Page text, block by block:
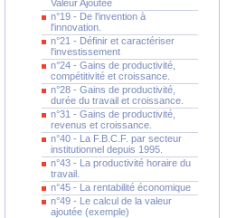
Valeur Ajoutée
n°19 - De l'invention à
l'innovation.
n°21 - Définir et caractériser
l'investissement
n°24 - Gains de productivité,
compétitivité et croissance.
n°28 - Gains de productivité,
durée du travail et croissance.
n°31 - Gains de productivité,
revenus et croissance.
n°40 - La F.B.C.F. par secteur
institutionnel depuis 1995.
n°43 - La productivité horaire du
travail.
n°45 - La rentabilité économique
n°49 - Le calcul de la valeur
ajoutée (exemple)